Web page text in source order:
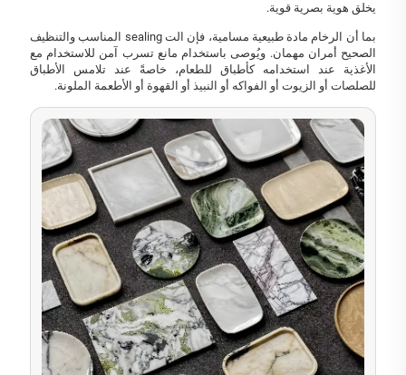
يخلق هوية بصرية قوية.
بما أن الرخام مادة طبيعية مسامية، فإن الت sealing المناسب والتنظيف
الصحيح أمران مهمان. ويُوصى باستخدام مانع تسرب آمن للاستخدام مع
الأغذية عند استخدامه كأطباق للطعام، خاصةً عند تلامس الأطباق
للصلصات أو الزيوت أو الفواكه أو النبيذ أو القهوة أو الأطعمة الملونة.